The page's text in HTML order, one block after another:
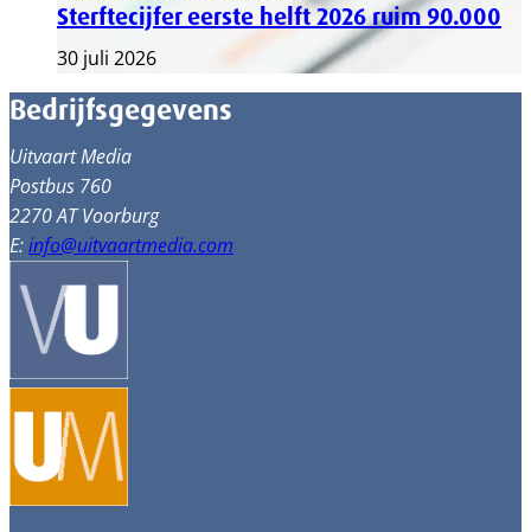
Sterftecijfer eerste helft 2026 ruim 90.000
30 juli 2026
Bedrijfsgegevens
Uitvaart Media
Postbus 760
2270 AT Voorburg
E:info@uitvaartmedia.com